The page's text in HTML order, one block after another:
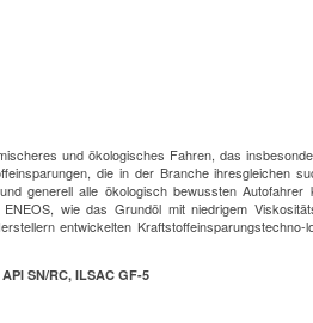
und ökologisches Fahren, das
die in der Branche ihresgleichen
generell alle ökologisch bewussten Autofahrer
wie das Grundöl mit niedrigem
entwickelten Kraftstoffeinsparungstechno-
API SN/RC, ILSAC GF-5